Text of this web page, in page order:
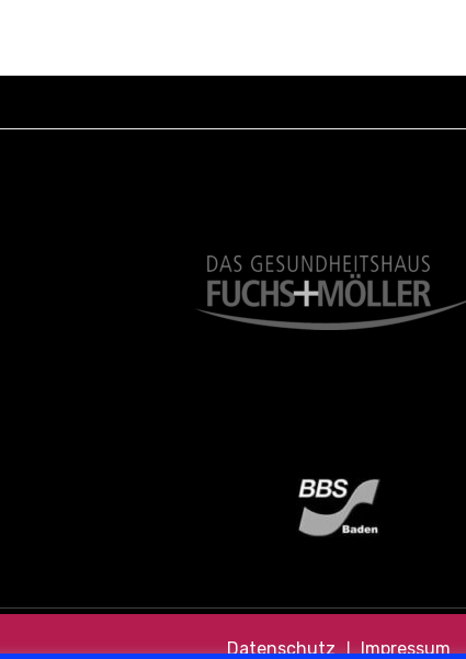
Datenschutz ❘ Impressum